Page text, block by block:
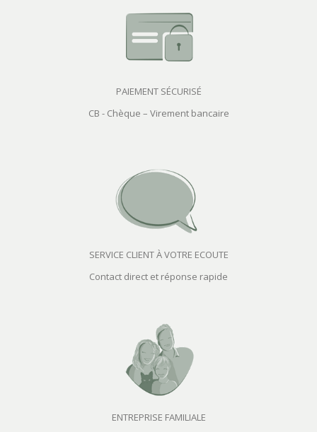
PAIEMENT SÉCURISÉ
CB - Chèque – Virement bancaire
SERVICE CLIENT À VOTRE ECOUTE
Contact direct et réponse rapide
ENTREPRISE FAMILIALE